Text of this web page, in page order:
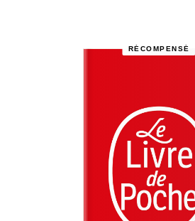
RÉCOMPENSÉ